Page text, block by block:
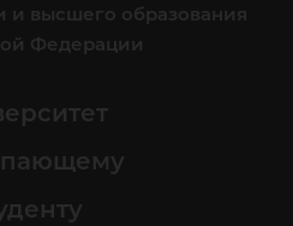
и высшего образования
Федерации